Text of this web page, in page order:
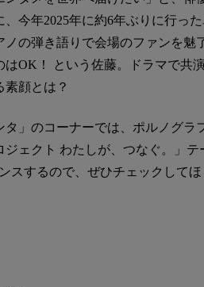
、今年2025年に約6年ぶりに行っ
ノの弾き語りで会場のファンを魅
はOK！ という佐藤。ドラマで共
素顔とは？
タ」のコーナーでは、ポルノグ
ジェクト わたしが、つなぐ。」
スするので、ぜひチェックして